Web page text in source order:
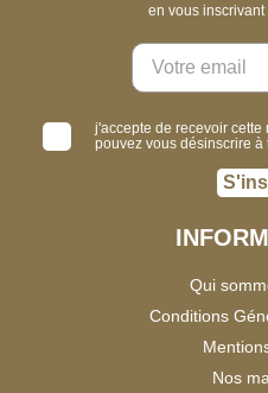
en vous
j'accepte de recevoir cette
pouvez vous désinscrire à
Qui
Conditions
Nos